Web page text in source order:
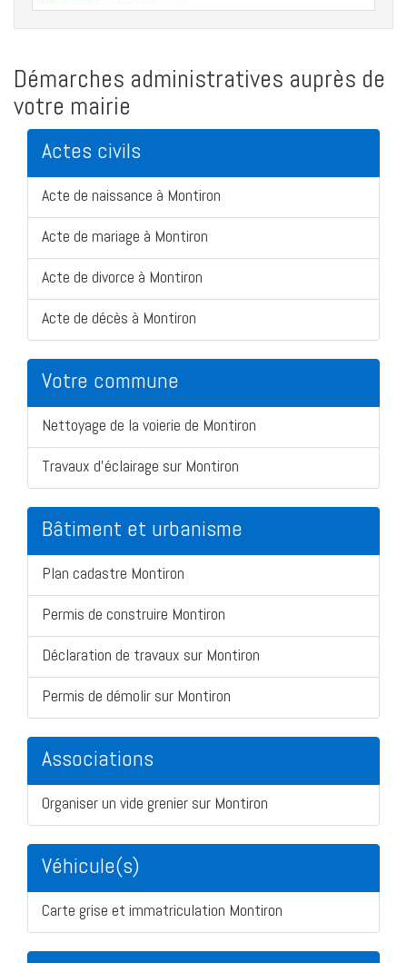
Démarches administratives auprès de
votre mairie
Actes civils
Acte de naissance à Montiron
Acte de mariage à Montiron
Acte de divorce à Montiron
Acte de décès à Montiron
Votre commune
Nettoyage de la voierie de Montiron
Travaux d'éclairage sur Montiron
Bâtiment et urbanisme
Plan cadastre Montiron
Permis de construire Montiron
Déclaration de travaux sur Montiron
Permis de démolir sur Montiron
Associations
Organiser un vide grenier sur Montiron
Véhicule(s)
Carte grise et immatriculation Montiron